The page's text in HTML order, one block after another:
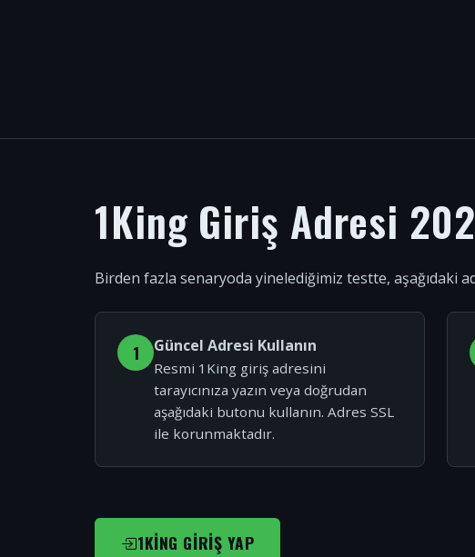
1King Giriş Adresi
Birden fazla senaryoda yinelediğimiz testte, aşağıdaki
1 Güncel Adresi Kullanın
Resmi 1King giriş adresini
tarayıcınıza yazın veya doğrudan
aşağıdaki butonu kullanın. Adres SSL
ile korunmaktadır.
1KING GIRIŞ YAP